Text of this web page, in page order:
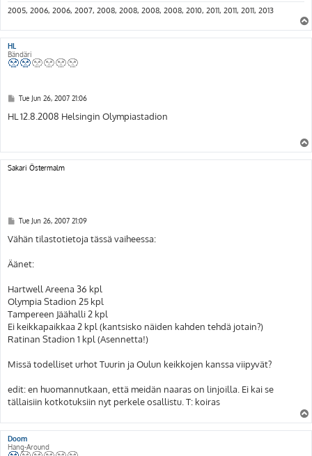
2005, 2006, 2006, 2007, 2008, 2008, 2008, 2008, 2010, 2011, 2011, 2011, 2013
HL
Bändäri
P
s
t
Tue Jun 26, 2007 21:06
HL 12.8.2008 Helsingin Olympiastadion
Sakari Östermalm
P
s
t
Tue Jun 26, 2007 21:09
Vähän tilastotietoja tässä vaiheessa:
Äänet:
Hartwell Areena 36 kpl
Olympia Stadion 25 kpl
Tampereen Jäähalli 2 kpl
Ei keikkapaikkaa 2 kpl (kantsisko näiden kahden tehdä jotain?)
Ratinan Stadion 1 kpl (Asennetta!)
Missä todelliset urhot Tuurin ja Oulun keikkojen kanssa viipyvät?
edit: en huomannutkaan, että meidän naaras on linjoilla. Ei kai se
tällaisiin kotkotuksiin nyt perkele osallistu. T: koiras
Doom
Hang-Around